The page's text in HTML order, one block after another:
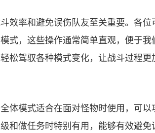
效率和避免误伤队友至关重要。各位
式，这些操作通常简单直观，便于我
松驾驭各种模式变化，让战斗过程更
体模式适合在面对怪物时使用，可以
和做任务时特别有用，能够有效避免